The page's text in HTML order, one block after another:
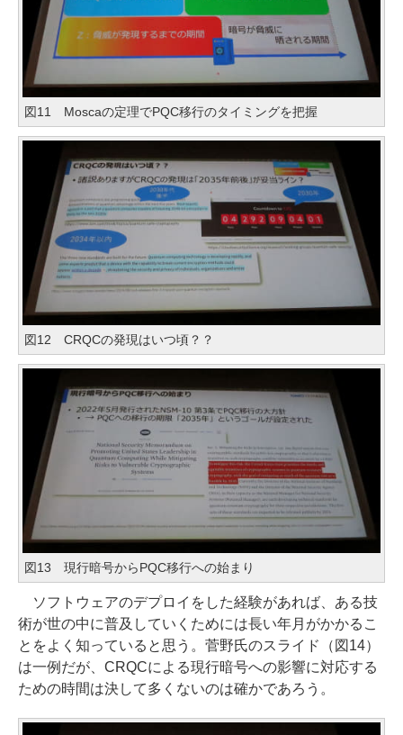
図11 Moscaの定理でPQC移行のタイミングを把握
図12 CRQCの発現はいつ頃？？
図13 現行暗号からPQC移行への始まり
ソフトウェアのデプロイをした経験があれば、ある技
術が世の中に普及していくためには長い年月がかかるこ
とをよく知っていると思う。菅野氏のスライド（図14）
は一例だが、CRQCによる現行暗号への影響に対応する
ための時間は決して多くないのは確かであろう。